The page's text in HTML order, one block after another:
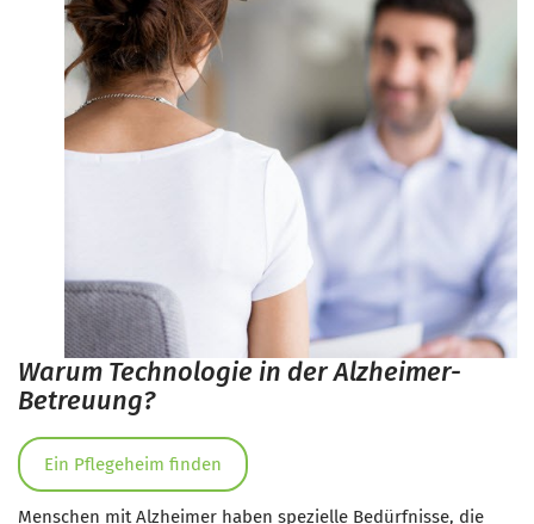
Warum Technologie in der Alzheimer-
Betreuung?
Ein Pflegeheim finden
Menschen mit Alzheimer haben spezielle Bedürfnisse, die